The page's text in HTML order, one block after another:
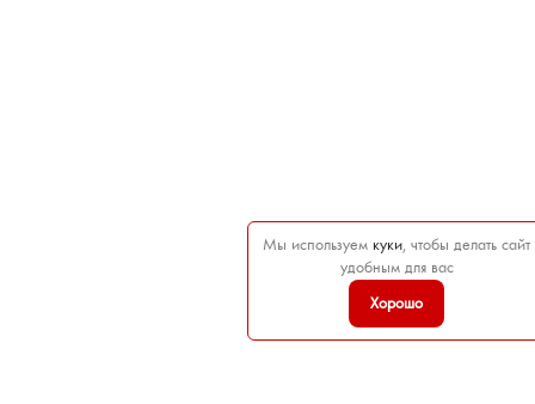
Мы используем куки, чтобы делать сайт
удобным для вас
Хорошо